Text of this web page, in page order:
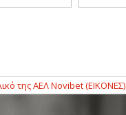
ΑΕΛ Novibet (ΕΙΚΟΝΕΣ) 16:50